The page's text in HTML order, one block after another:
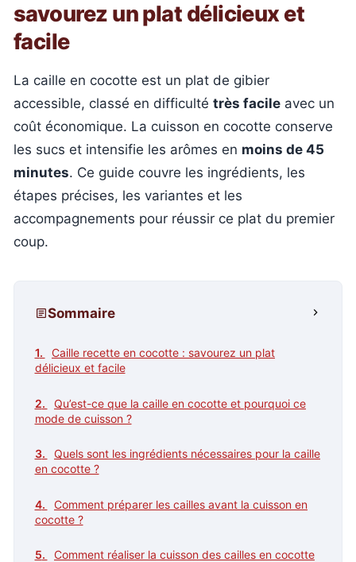
savourez un plat délicieux et
facile
La caille en cocotte est un plat de gibier
accessible, classé en difficulté très facile avec un
coût économique. La cuisson en cocotte conserve
les sucs et intensifie les arômes en moins de 45
minutes. Ce guide couvre les ingrédients, les
étapes précises, les variantes et les
accompagnements pour réussir ce plat du premier
coup.
Sommaire
Caille recette en cocotte : savourez un plat
délicieux et facile
Qu’est-ce que la caille en cocotte et pourquoi ce
mode de cuisson ?
Quels sont les ingrédients nécessaires pour la caille
en cocotte ?
Comment préparer les cailles avant la cuisson en
cocotte ?
Comment réaliser la cuisson des cailles en cocotte